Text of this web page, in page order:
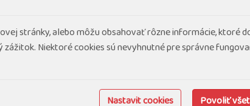
98% spokojenost (4 hodnocení)
Lahůdka pro všechny milovníky železnice,
Vydejte se s námi letecky do Švýcarska, kde
do těch nejvyhlášenějších míst helvétské
#Pohodové týždne v Európe
stránky, alebo môžu obsahovať rôzne informácie, ktoré
Niektoré cookies sú nevyhnutné pre správne
Nastavit cookies Povoliť